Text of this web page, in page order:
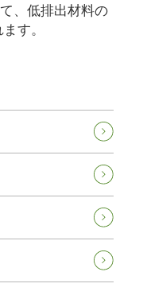
、低排出材料の
す。